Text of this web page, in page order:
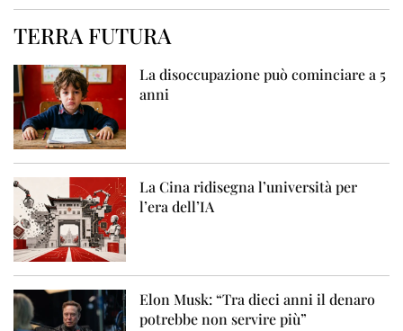
TERRA FUTURA
La disoccupazione può cominciare a 5
anni
La Cina ridisegna l’università per
l’era dell’IA
Elon Musk: “Tra dieci anni il denaro
potrebbe non servire più”